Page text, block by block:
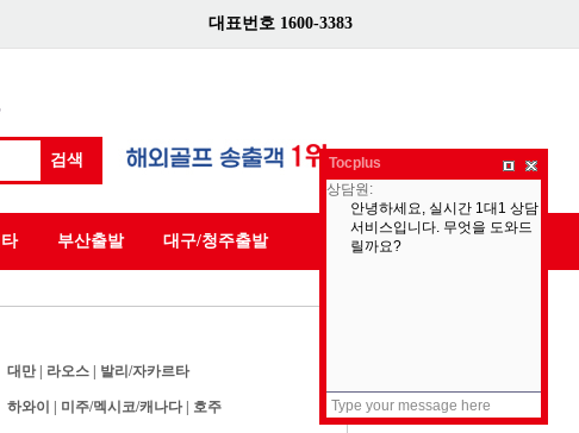
대표번호 1600-3383
검색
부산출발 대구/청주출발
대만| 라오스 발리/자카르타
하와이 미주/멕시코/캐나다| 호주
Tocplus